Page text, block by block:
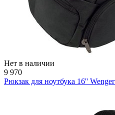
Нет в наличии
9 970
Рюкзак для ноутбука 16''